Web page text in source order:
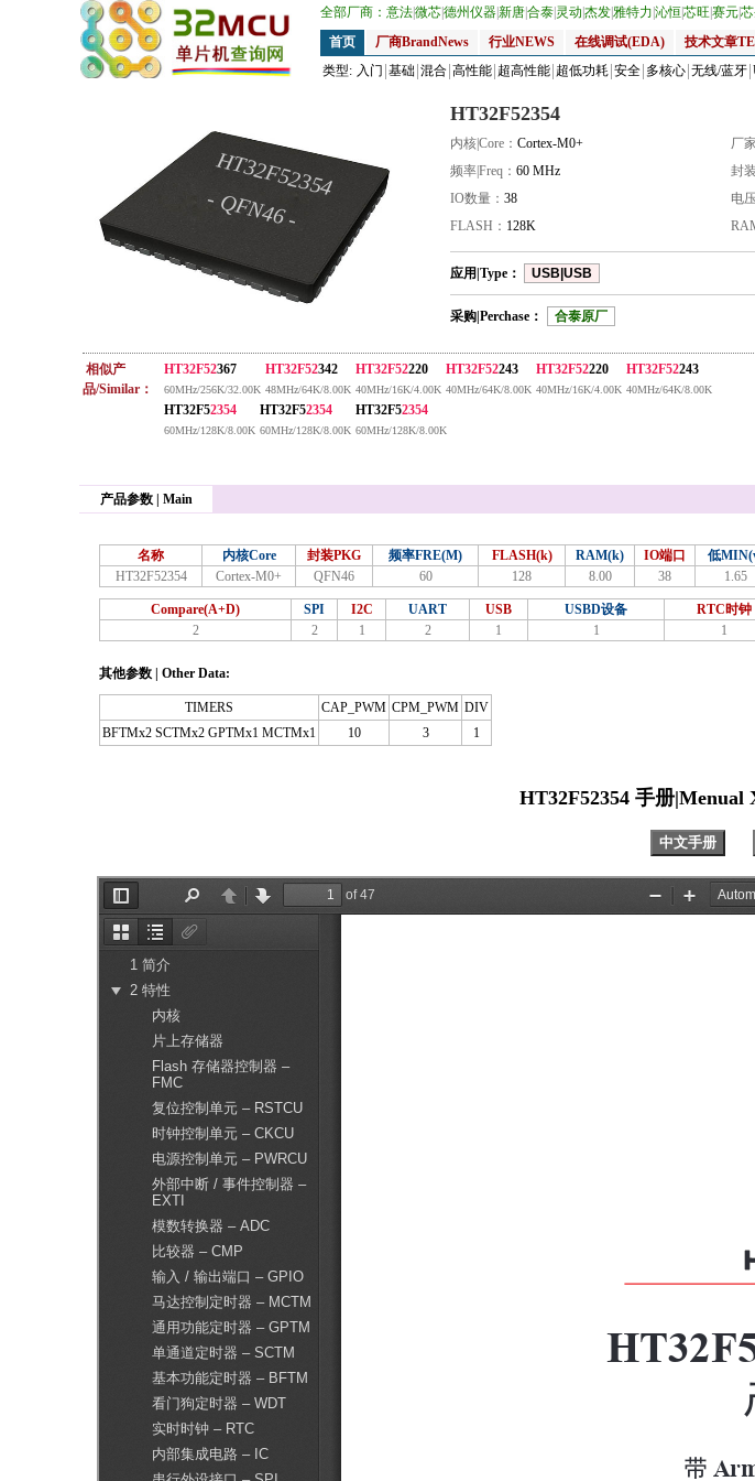
全部厂商： 意法微芯德州仪器新唐合泰 灵动 杰发雅特力 沁恒芯旺 赛元
首页
厂商BrandNews 行业NEWS 在线调试(EDA) 技术文章
类型: 入门 基础 混合 高性能 超高性能 超低功耗 安全 多核心 无线/蓝牙
HT32F52354
- QFN46 -
HT32F52354
内核|Core： Cortex-M0+ 厂
频率|Freq： 60 MHz 封
IO数量： 38 电
FLASH： 128K
应用|Type： USB|USB
采购|Perchase： 合泰原厂
相似产
品/Similar：
HT32F52367
60MHz/256K/32.00K
HT32F52342
48MHz/64K/8.00K
HT32F52220
40MHz/16K/4.00K
HT32F52243
40MHz/64K/8.00K
HT32F52220
40MHz/16K/4.00K
HT32F52243
40MHz/64K/8.00K
HT32F52354
60MHz/128K/8.00K
HT32F52354
60MHz/128K/8.00K
HT32F52354
60MHz/128K/8.00K
产品参数 | Main
名称 内核Core 封装PKG 频率FRE(M) FLASH(k) RAM(k) IO端口 低
HT32F52354
Cortex-M0+ QFN46 60 128 8.00 38 1.65
Compare(A+D) SPI I2C UART USB USBD设备 RTC时钟
2
2 1 2 1 1 1
其他参数 | Other Data:
TIMERS CAP_PWM CPM_PWM DIV
BFTMx2 SCTMx2 GPTMx1 MCTMx1
10 3 1
HT32F52354 手册|Menual
中文手册